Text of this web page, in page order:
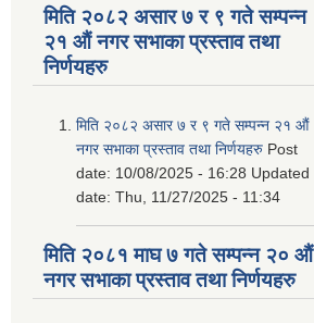
मिति २०८२ असार ७ र ९ गते सम्पन्न
२१ औं नगर सभाका प्रस्ताव तथा
निर्णयहरु
मिति २०८२ असार ७ र ९ गते सम्पन्न २१ औं
नगर सभाका प्रस्ताव तथा निर्णयहरु Post
date: 10/08/2025 - 16:28 Updated
date: Thu, 11/27/2025 - 11:34
मिति २०८१ माघ ७ गते सम्पन्न २० औं
नगर सभाका प्रस्ताव तथा निर्णयहरु